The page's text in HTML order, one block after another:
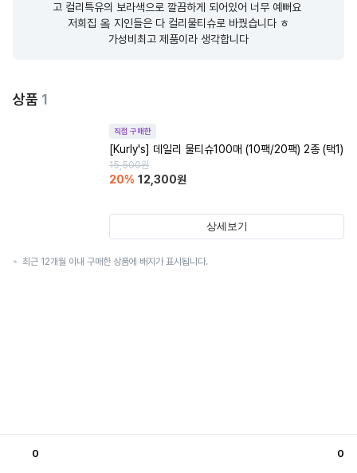
고 컬리특유의 보라색으로 깔끔하게 되어있어 너무 예뻐요
저희집 옼 지인들은 다 컬리물티슈로 바꿨습니다 ㅎ
가성비최고 제품이라 생각합니다
상품 1
직접 구매한
[Kurly's] 데일리 물티슈100매 (10팩/20팩) 2종 (택1)
15,500원
20% 12,300원
상세보기
최근 12개월 이내 구매한 상품에 배지가 표시됩니다.
0 0